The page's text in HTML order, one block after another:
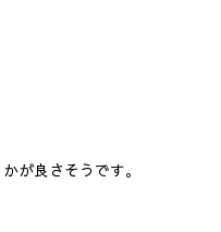
が良さそうです。